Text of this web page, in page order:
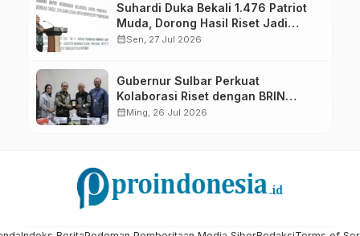
Suhardi Duka Bekali 1.476 Patriot
Muda, Dorong Hasil Riset Jadi
Dasar Kebijakan Transmigrasi
calendar_monthSen, 27 Jul 2026
Gubernur Sulbar Perkuat
Kolaborasi Riset dengan BRIN
untuk Mendukung Pembangunan
calendar_monthMing, 26 Jul 2026